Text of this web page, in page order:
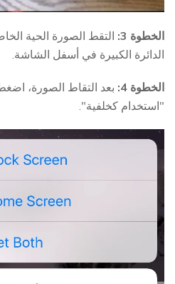
الخطوة 3:
التقط الصورة الحية
الدائرة الكبيرة في أسفل الشاشة.
الخطوة 4:
بعد التقاط الصورة،
"استخدام كخلفية".